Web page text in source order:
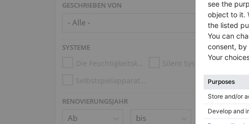
GESCHRIEBEN VON
SYSTEME
Die Feuchtigkeitskontrollsysteme
Silent System
Selbstspielapparatur (z.B. Disklavier, PianoDisc, Spirio)
RENOVIERUNGSJAHR